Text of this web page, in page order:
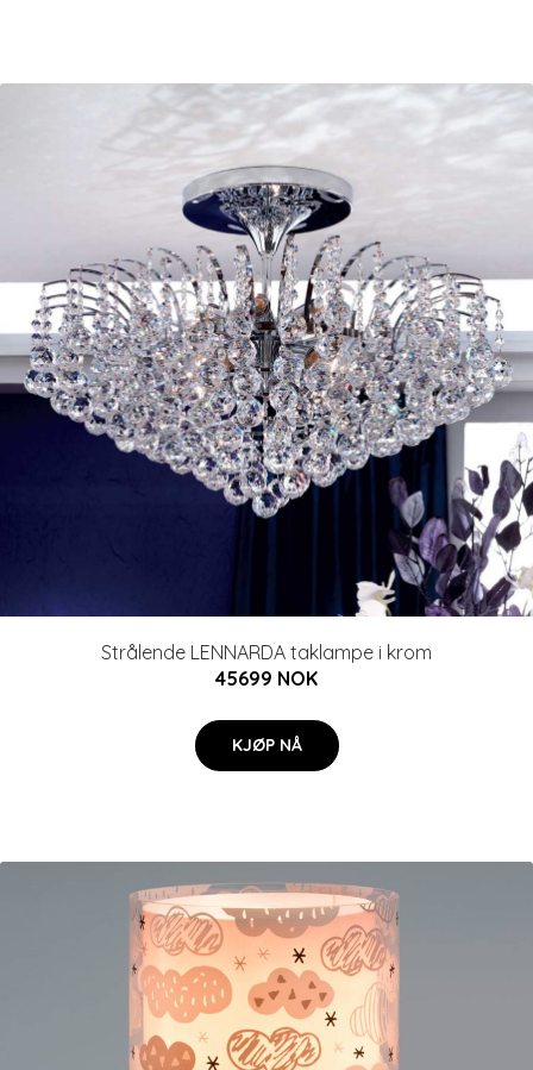
Strålende LENNARDA taklampe i krom
45699 NOK
KJØP NÅ